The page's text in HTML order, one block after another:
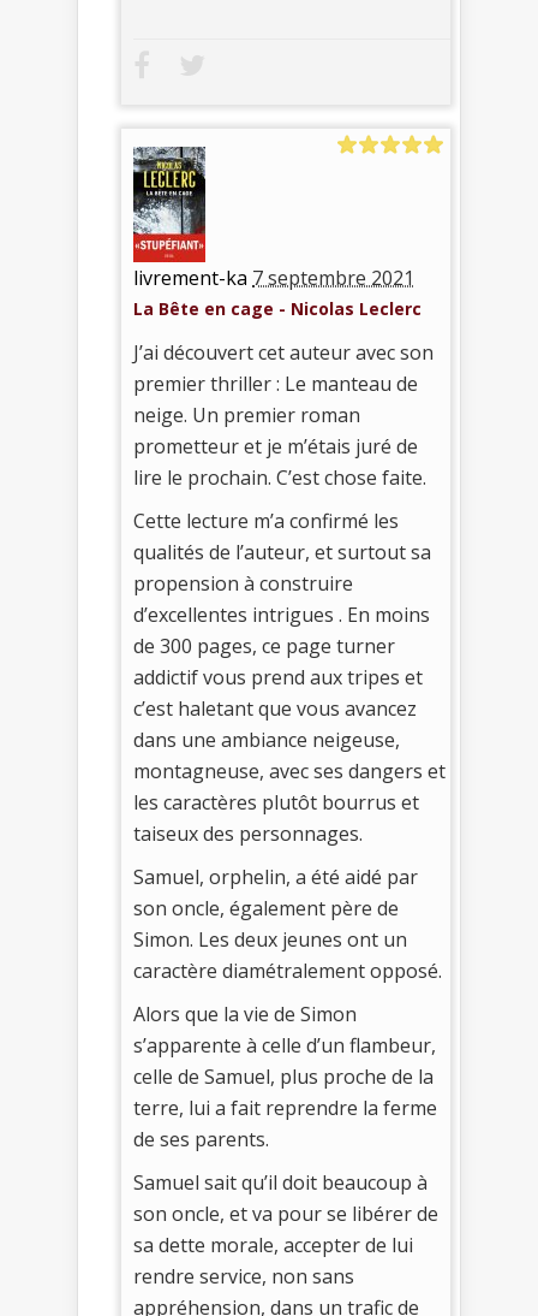
livrement-ka 7 septembre 2021
La Bête en cage - Nicolas Leclerc
J’ai découvert cet auteur avec son
premier thriller : Le manteau de
neige. Un premier roman
prometteur et je m’étais juré de
lire le prochain. C’est chose faite.
Cette lecture m’a confirmé les
qualités de l’auteur, et surtout sa
propension à construire
d’excellentes intrigues . En moins
de 300 pages, ce page turner
addictif vous prend aux tripes et
c’est haletant que vous avancez
dans une ambiance neigeuse,
montagneuse, avec ses dangers et
les caractères plutôt bourrus et
taiseux des personnages.
Samuel, orphelin, a été aidé par
son oncle, également père de
Simon. Les deux jeunes ont un
caractère diamétralement opposé.
Alors que la vie de Simon
s’apparente à celle d’un flambeur,
celle de Samuel, plus proche de la
terre, lui a fait reprendre la ferme
de ses parents.
Samuel sait qu’il doit beaucoup à
son oncle, et va pour se libérer de
sa dette morale, accepter de lui
rendre service, non sans
appréhension, dans un trafic de